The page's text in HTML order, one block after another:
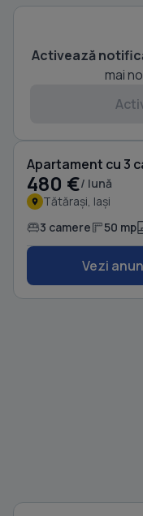
Activează
mai
Apartament cu 3
480 €/ lună
Tătărași, Iași
3 camere 50 mp
Vezi